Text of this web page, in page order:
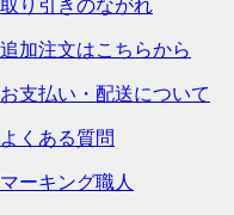
取り引きのながれ
追加注文はこちらから
お支払い・配送について
よくある質問
マーキング職人